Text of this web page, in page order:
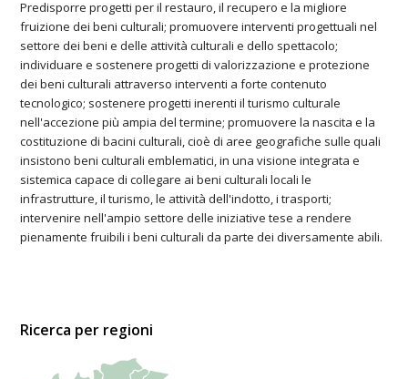
Predisporre progetti per il restauro, il recupero e la migliore
fruizione dei beni culturali; promuovere interventi progettuali nel
settore dei beni e delle attività culturali e dello spettacolo;
individuare e sostenere progetti di valorizzazione e protezione
dei beni culturali attraverso interventi a forte contenuto
tecnologico; sostenere progetti inerenti il turismo culturale
nell'accezione più ampia del termine; promuovere la nascita e la
costituzione di bacini culturali, cioè di aree geografiche sulle quali
insistono beni culturali emblematici, in una visione integrata e
sistemica capace di collegare ai beni culturali locali le
infrastrutture, il turismo, le attività dell'indotto, i trasporti;
intervenire nell'ampio settore delle iniziative tese a rendere
pienamente fruibili i beni culturali da parte dei diversamente abili.
Ricerca per regioni